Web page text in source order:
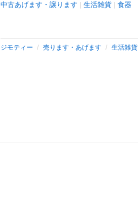
中古あげます・譲ります 生活雑貨 食器
ジモティー 売ります・あげます 生活雑貨